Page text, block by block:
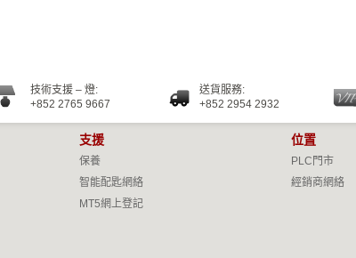
技術支援 – 燈:
+852 2765 9667
送貨服務:
+852 2954 2932
支援
保養
智能配匙網絡
MT5網上登記
位置
PLC門市
經銷商網絡